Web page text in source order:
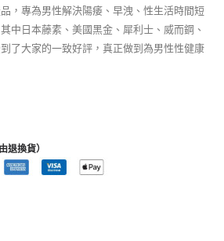
，專為男性解決陽痿、早洩、性生活時間短
中日本藤素、美國黑金、犀利士、威而鋼、
了大家的一致好評，真正做到為男性性健康
退換貨）